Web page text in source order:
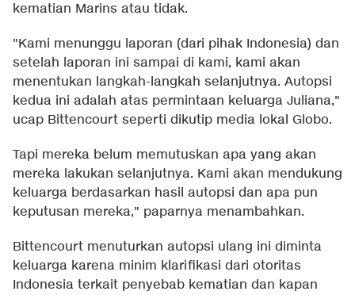
kematian Marins atau tidak.
"Kami menunggu laporan (dari pihak Indonesia) dan
setelah laporan ini sampai di kami, kami akan
menentukan langkah-langkah selanjutnya. Autopsi
kedua ini adalah atas permintaan keluarga Juliana,"
ucap Bittencourt seperti dikutip media lokal Globo.
Tapi mereka belum memutuskan apa yang akan
mereka lakukan selanjutnya. Kami akan mendukung
keluarga berdasarkan hasil autopsi dan apa pun
keputusan mereka," paparnya menambahkan.
Bittencourt menuturkan autopsi ulang ini diminta
keluarga karena minim klarifikasi dari otoritas
Indonesia terkait penyebab kematian dan kapan